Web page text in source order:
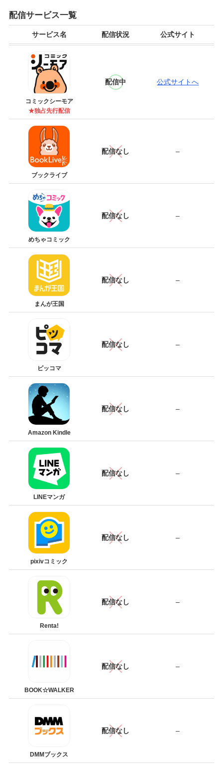
配信サービス一覧
サービス名 配信状況 公式サイト
コミックシーモア
★独占先行配信
配信中 公式サイトへ
ブックライブ
配信なし –
めちゃコミック
配信なし –
まんが王国
配信なし –
ピッコマ
配信なし –
Amazon Kindle
配信なし –
LINEマンガ
配信なし –
pixivコミック
配信なし –
Renta!
配信なし –
BOOK☆WALKER
配信なし –
DMMブックス
配信なし –